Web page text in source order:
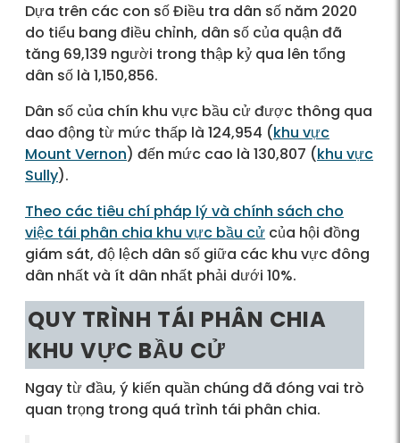
Dựa trên các con số Điều tra dân số năm 2020
do tiểu bang điều chỉnh, dân số của quận đã
tăng 69,139 người trong thập kỷ qua lên tổng
dân số là 1,150,856.
Dân số của chín khu vực bầu cử được thông qua
dao động từ mức thấp là 124,954 (khu vực
Mount Vernon) đến mức cao là 130,807 (khu vực
Sully).
Theo các tiêu chí pháp lý và chính sách cho
việc tái phân chia khu vực bầu cử của hội đồng
giám sát, độ lệch dân số giữa các khu vực đông
dân nhất và ít dân nhất phải dưới 10%.
QUY TRÌNH TÁI PHÂN CHIA
KHU VỰC BẦU CỬ
Ngay từ đầu, ý kiến quần chúng đã đóng vai trò
quan trọng trong quá trình tái phân chia.